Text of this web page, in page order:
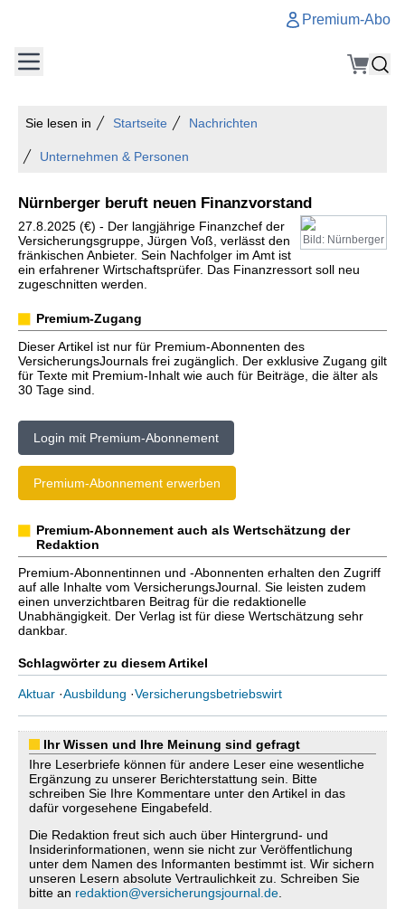
Premium-Abo
Sie lesen in Startseite Nachrichten
Unternehmen & Personen
Nürnberger beruft neuen Finanzvorstand
Bild: Nürnberger
27.8.2025 (€) - Der langjährige Finanzchef der
Versicherungsgruppe, Jürgen Voß, verlässt den
fränkischen Anbieter. Sein Nachfolger im Amt ist
ein erfahrener Wirtschaftsprüfer. Das Finanzressort soll neu
zugeschnitten werden.
Premium-Zugang
Dieser Artikel ist nur für Premium-Abonnenten des
VersicherungsJournals frei zugänglich. Der exklusive Zugang gilt
für Texte mit Premium-Inhalt wie auch für Beiträge, die älter als
30 Tage sind.
Login mit Premium-Abonnement
Premium-Abonnement erwerben
Premium-Abonnement auch als Wertschätzung der
Redaktion
Premium-Abonnentinnen und -Abonnenten erhalten den Zugriff
auf alle Inhalte vom VersicherungsJournal. Sie leisten zudem
einen unverzichtbaren Beitrag für die redaktionelle
Unabhängigkeit. Der Verlag ist für diese Wertschätzung sehr
dankbar.
Schlagwörter zu diesem Artikel
Aktuar ·Ausbildung ·Versicherungsbetriebswirt
Ihr Wissen und Ihre Meinung sind gefragt
Ihre Leserbriefe können für andere Leser eine wesentliche
Ergänzung zu unserer Berichterstattung sein. Bitte
schreiben Sie Ihre Kommentare unter den Artikel in das
dafür vorgesehene Eingabefeld.
Die Redaktion freut sich auch über Hintergrund- und
Insiderinformationen, wenn sie nicht zur Veröffentlichung
unter dem Namen des Informanten bestimmt ist. Wir sichern
unseren Lesern absolute Vertraulichkeit zu. Schreiben Sie
bitte an redaktion@versicherungsjournal.de